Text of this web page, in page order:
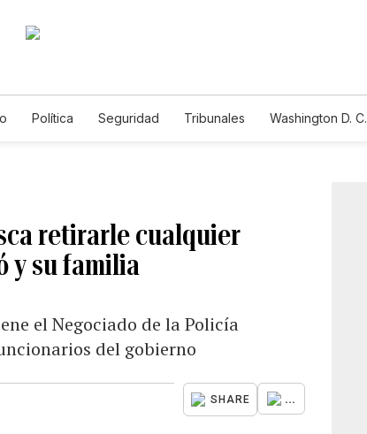
Política Seguridad Tribunales Washington D. C.
retirarle cualquier
y su familia
el Negociado de la Policía
del gobierno
SHARE ...